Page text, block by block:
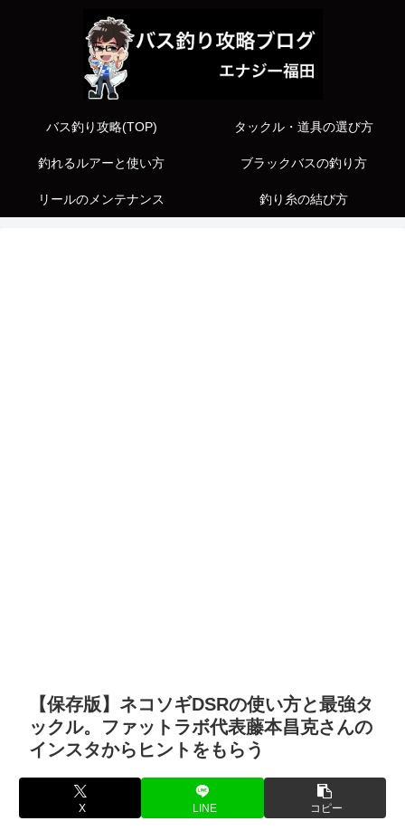
バス釣り攻略(TOP) タックル・道具の選び方
釣れるルアーと使い方 ブラックバスの釣り方
リールのメンテナンス 釣り糸の結び方
【保存版】ネコソギDSRの使い方と最強タ
ックル。ファットラボ代表藤本昌克さんの
インスタからヒントをもらう
X LINE コピー